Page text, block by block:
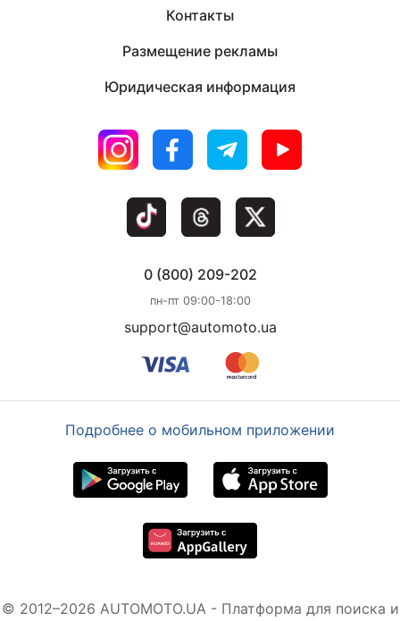
Контакты
Размещение рекламы
Юридическая информация
0 (800) 209-202
пн-пт 09:00-18:00
support@automoto.ua
Подробнее о мобильном приложении
© 2012–2026 AUTOMOTO.UA - Платформа для поиска и